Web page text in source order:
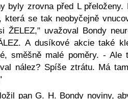
byly zrovna před L přeloženy.
která se tak neobyčejně
ŽELEZ," uvažoval Bondy
A dusíkové akcie také
směšně malé poměry. - Ale
nález? Spíše ztrátu. Má
pan G. H. Bondy noviny,